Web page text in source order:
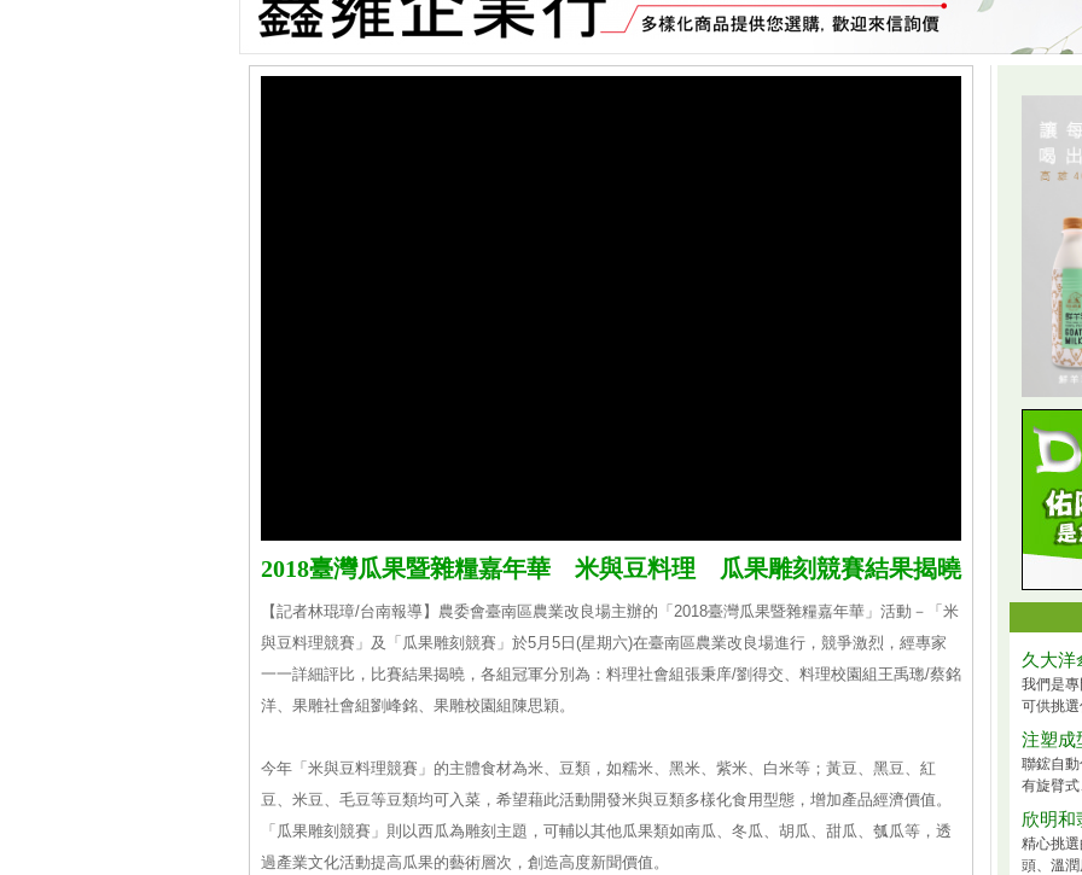
2018臺灣瓜果暨雜糧嘉年華 米與豆料理 瓜果雕刻競賽結果揭曉
【記者林琨璋/台南報導】農委會臺南區農業改良場主辦的「2018臺灣瓜果暨雜糧嘉年華」活動－「米
與豆料理競賽」及「瓜果雕刻競賽」於5月5日(星期六)在臺南區農業改良場進行，競爭激烈，經專家
一一詳細評比，比賽結果揭曉，各組冠軍分別為：料理社會組張秉庠/劉得交、料理校園組王禹璁/蔡銘
洋、果雕社會組劉峰銘、果雕校園組陳思穎。
今年「米與豆料理競賽」的主體食材為米、豆類，如糯米、黑米、紫米、白米等；黃豆、黑豆、紅
豆、米豆、毛豆等豆類均可入菜，希望藉此活動開發米與豆類多樣化食用型態，增加產品經濟價值。
「瓜果雕刻競賽」則以西瓜為雕刻主題，可輔以其他瓜果類如南瓜、冬瓜、胡瓜、甜瓜、瓠瓜等，透
過產業文化活動提高瓜果的藝術層次，創造高度新聞價值。
久大洋
我們是
可供挑
注塑成
聯鋐自
有旋臂
欣明和
精心挑
頭、溫